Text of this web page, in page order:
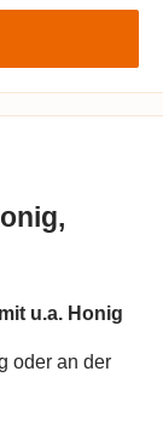
u.a. Honig
oder an der